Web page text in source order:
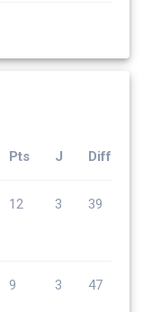
Pts J Diff
12 3 39
9 3 47